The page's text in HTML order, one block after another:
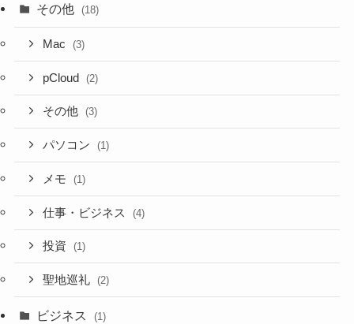
その他 (18)
Mac (3)
pCloud (2)
その他 (3)
パソコン (1)
メモ (1)
仕事・ビジネス (4)
投資 (1)
聖地巡礼 (2)
ビジネス (1)